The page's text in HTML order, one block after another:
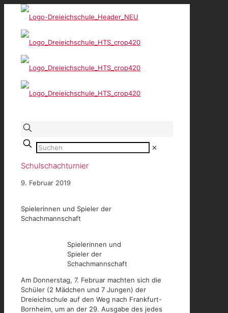
✕
Schulschachturnier
9. Februar 2019
Spielerinnen und Spieler der
Schachmannschaft
Spielerinnen und
Spieler der
Schachmannschaft
Am Donnerstag, 7. Februar machten sich die
Schüler (2 Mädchen und 7 Jungen) der
Dreieichschule auf den Weg nach Frankfurt-
Bornheim, um an der 29. Ausgabe des jedes